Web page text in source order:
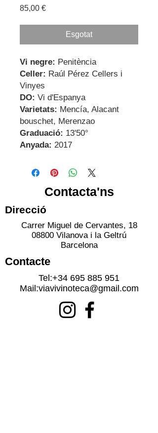
85,00 €Price
Esgotat
Vi negre: Penitència
Celler: Raúl Pérez Cellers i
Vinyes
DO: Vi d'Espanya
Varietats: Mencía, Alacant
bouschet, Merenzao
Graduació: 13'50°
Anyada: 2017
Contacta'ns
Direcció
Carrer Miguel de Cervantes, 18
08800 Vilanova i la Geltrú
Barcelona
Contacte
Tel:+34 695 885 951
Mail:viavivinoteca@gmail.com